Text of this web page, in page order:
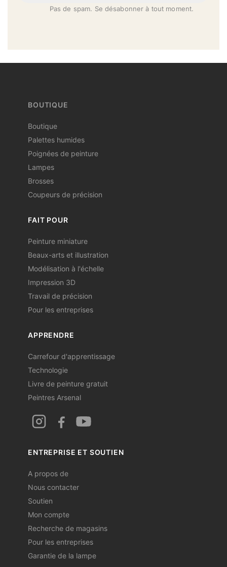
Pas de spam. Se désabonner à tout moment.
BOUTIQUE
Boutique
Palettes humides
Poignées de peinture
Lampes
Brosses
Coupeurs de précision
FAIT POUR
Peinture miniature
Beaux-arts et illustration
Modélisation à l'échelle
Impression 3D
Travail de précision
Pour les entreprises
APPRENDRE
Carrefour d'apprentissage
Technologie
Livre de peinture gratuit
Peintres Arsenal
ENTREPRISE ET SOUTIEN
A propos de
Nous contacter
Soutien
Mon compte
Recherche de magasins
Pour les entreprises
Garantie de la lampe